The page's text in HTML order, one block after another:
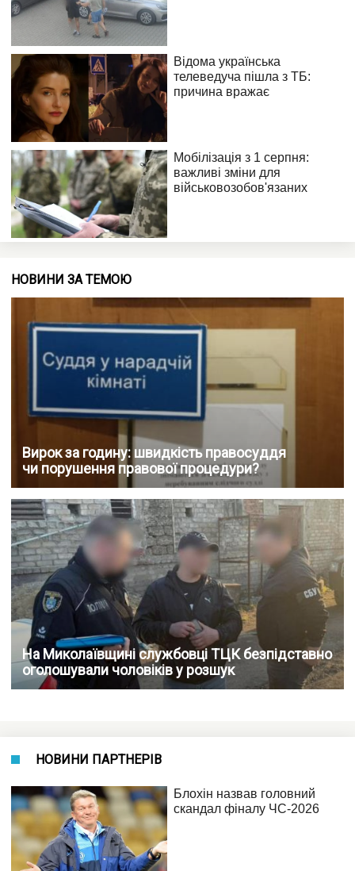
НОВИНИ ЗА ТЕМОЮ
Вирок за годину: швидкість правосуддя
чи порушення правової процедури?
На Миколаївщині службовці ТЦК безпідставно
оголошували чоловіків у розшук
НОВИНИ ПАРТНЕРІВ